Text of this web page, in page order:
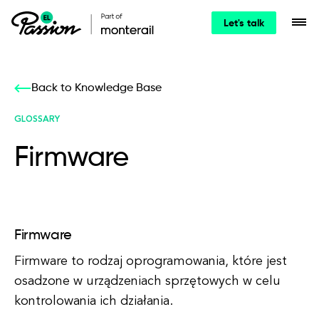
Let's talk
Back to Knowledge Base
GLOSSARY
Firmware
Firmware
Firmware to rodzaj oprogramowania, które jest
osadzone w urządzeniach sprzętowych w celu
kontrolowania ich działania.